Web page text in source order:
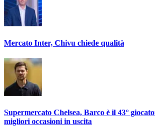
Mercato Inter, Chivu chiede qualità
Supermercato Chelsea, Barco è il 43°
migliori occasioni in uscita